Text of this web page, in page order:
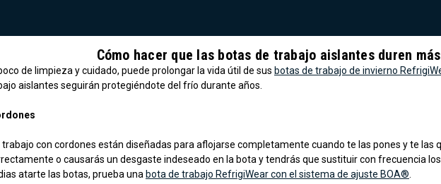
Cómo hacer que las botas de trabajo aislantes duren más
de limpieza y cuidado, puede prolongar la vida útil de sus botas de trabajo de invierno
aislantes seguirán protegiéndote del frío durante años.
trabajo con cordones están diseñadas para aflojarse completamente cuando te las pones y te las
o causarás un desgaste indeseado en la bota y tendrás que sustituir con frecuencia
atarte las botas, prueba una bota de trabajo RefrigiWear con el sistema de ajuste BOA®.